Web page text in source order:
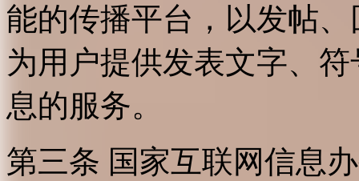
能的传播平台，以发帖
为用户提供发表文字、
息的服务。
第三条 国家互联网信息